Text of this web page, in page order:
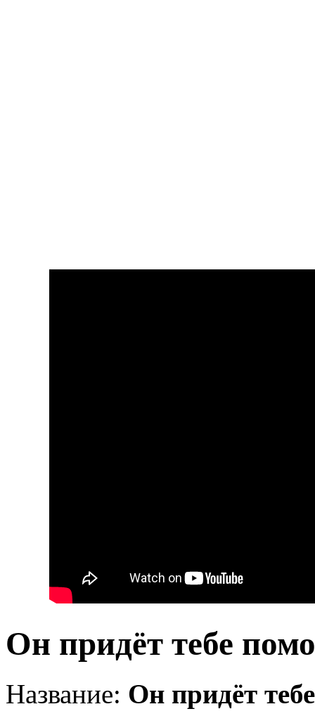
Он придёт тебе
Название: Он придёт